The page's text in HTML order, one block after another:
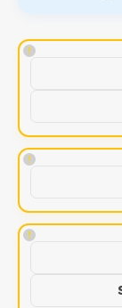
!
!
!